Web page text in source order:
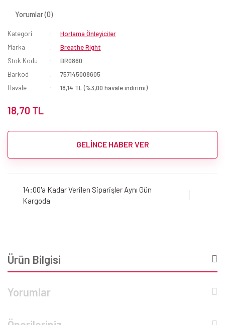
Yorumlar (0)
Kategori
Horlama Önleyiciler
Marka
Breathe Right
Stok Kodu
BR0860
Barkod
757145008605
Havale
18,14 TL (%3,00 havale indirimi)
18,70 TL
GELİNCE HABER VER
14:00'a Kadar Verilen Siparişler Aynı Gün
Kargoda
Ürün Bilgisi
Yorumlar